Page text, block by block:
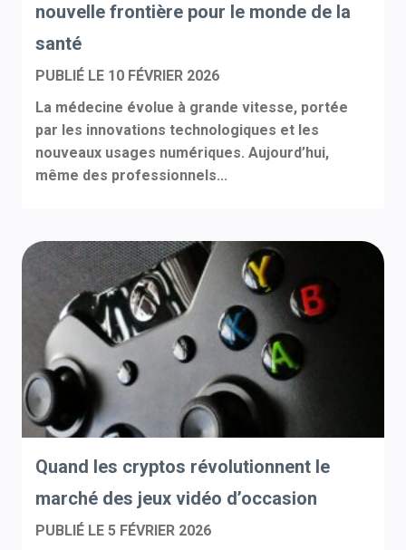
nouvelle frontière pour le monde de la
santé
PUBLIÉ LE 10 FÉVRIER 2026
La médecine évolue à grande vitesse, portée
par les innovations technologiques et les
nouveaux usages numériques. Aujourd’hui,
même des professionnels...
Quand les cryptos révolutionnent le
marché des jeux vidéo d’occasion
PUBLIÉ LE 5 FÉVRIER 2026